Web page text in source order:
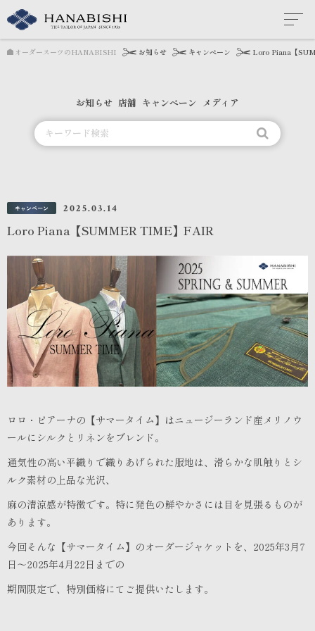
オーダースーツのHANABISHI お知らせ キャンペーン Loro Piana【
Loro Piana【SUMMER TIME】FAIR
キャンペーン 2025.03.14
ロロ・ピアーナの【サマータイム】はニュージーランド産メリノウ
ールにシルクとリネンをブレンド。
通気性の高い平織りで織りあげられた服地は、滑らかな肌触りとシ
ルク素材の上品な光沢、
麻の清涼感が特徴です。特に発色の鮮やかさには目を見張るものが
あります。
今回そんな【サマータイム】のオーダージャケットを、2025年3月7
日～2025年4月22日までの
期間限定で、特別価格にてご提供いたします。
お知らせ 店舗 キャンペーン メディア